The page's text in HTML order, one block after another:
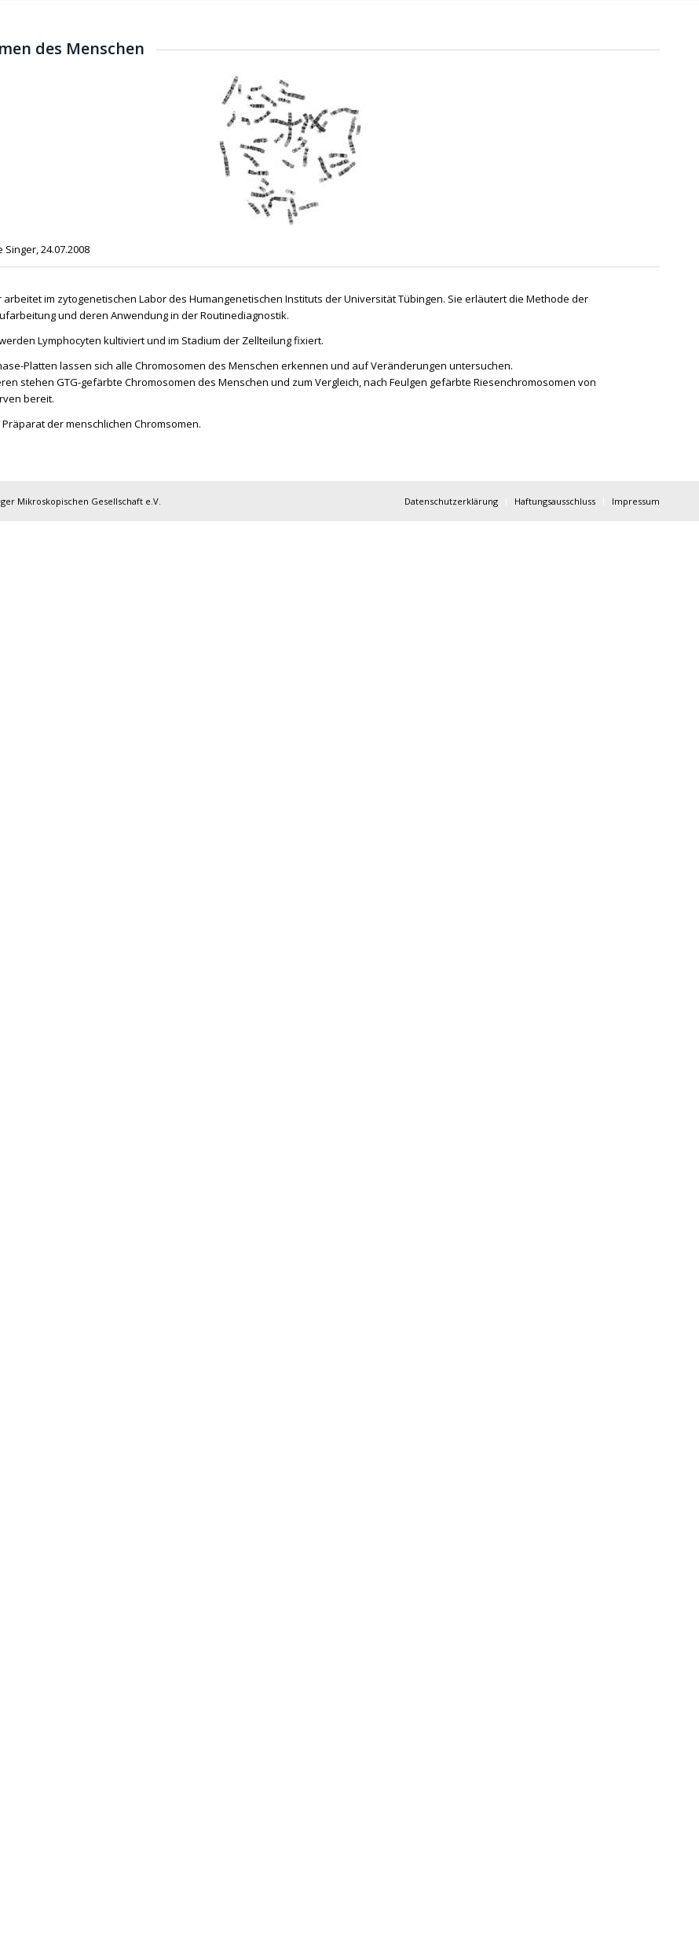
des Menschen
24.07.2008
arbeitet im zytogenetischen Labor des Humangenetischen Instituts der Universität Tübingen. Sie erläutert die Methode der
und deren Anwendung in der Routinediagnostik.
Lymphocyten kultiviert und im Stadium der Zellteilung fixiert.
Platten lassen sich alle Chromosomen des Menschen erkennen und auf Veränderungen untersuchen.
stehen GTG-gefärbte Chromosomen des Menschen und zum Vergleich, nach Feulgen gefärbte Riesenchromosomen von
bereit.
der menschlichen Chromsomen.
Mikroskopischen Gesellschaft e.V. Datenschutzerklärung Haftungsausschluss Impressum